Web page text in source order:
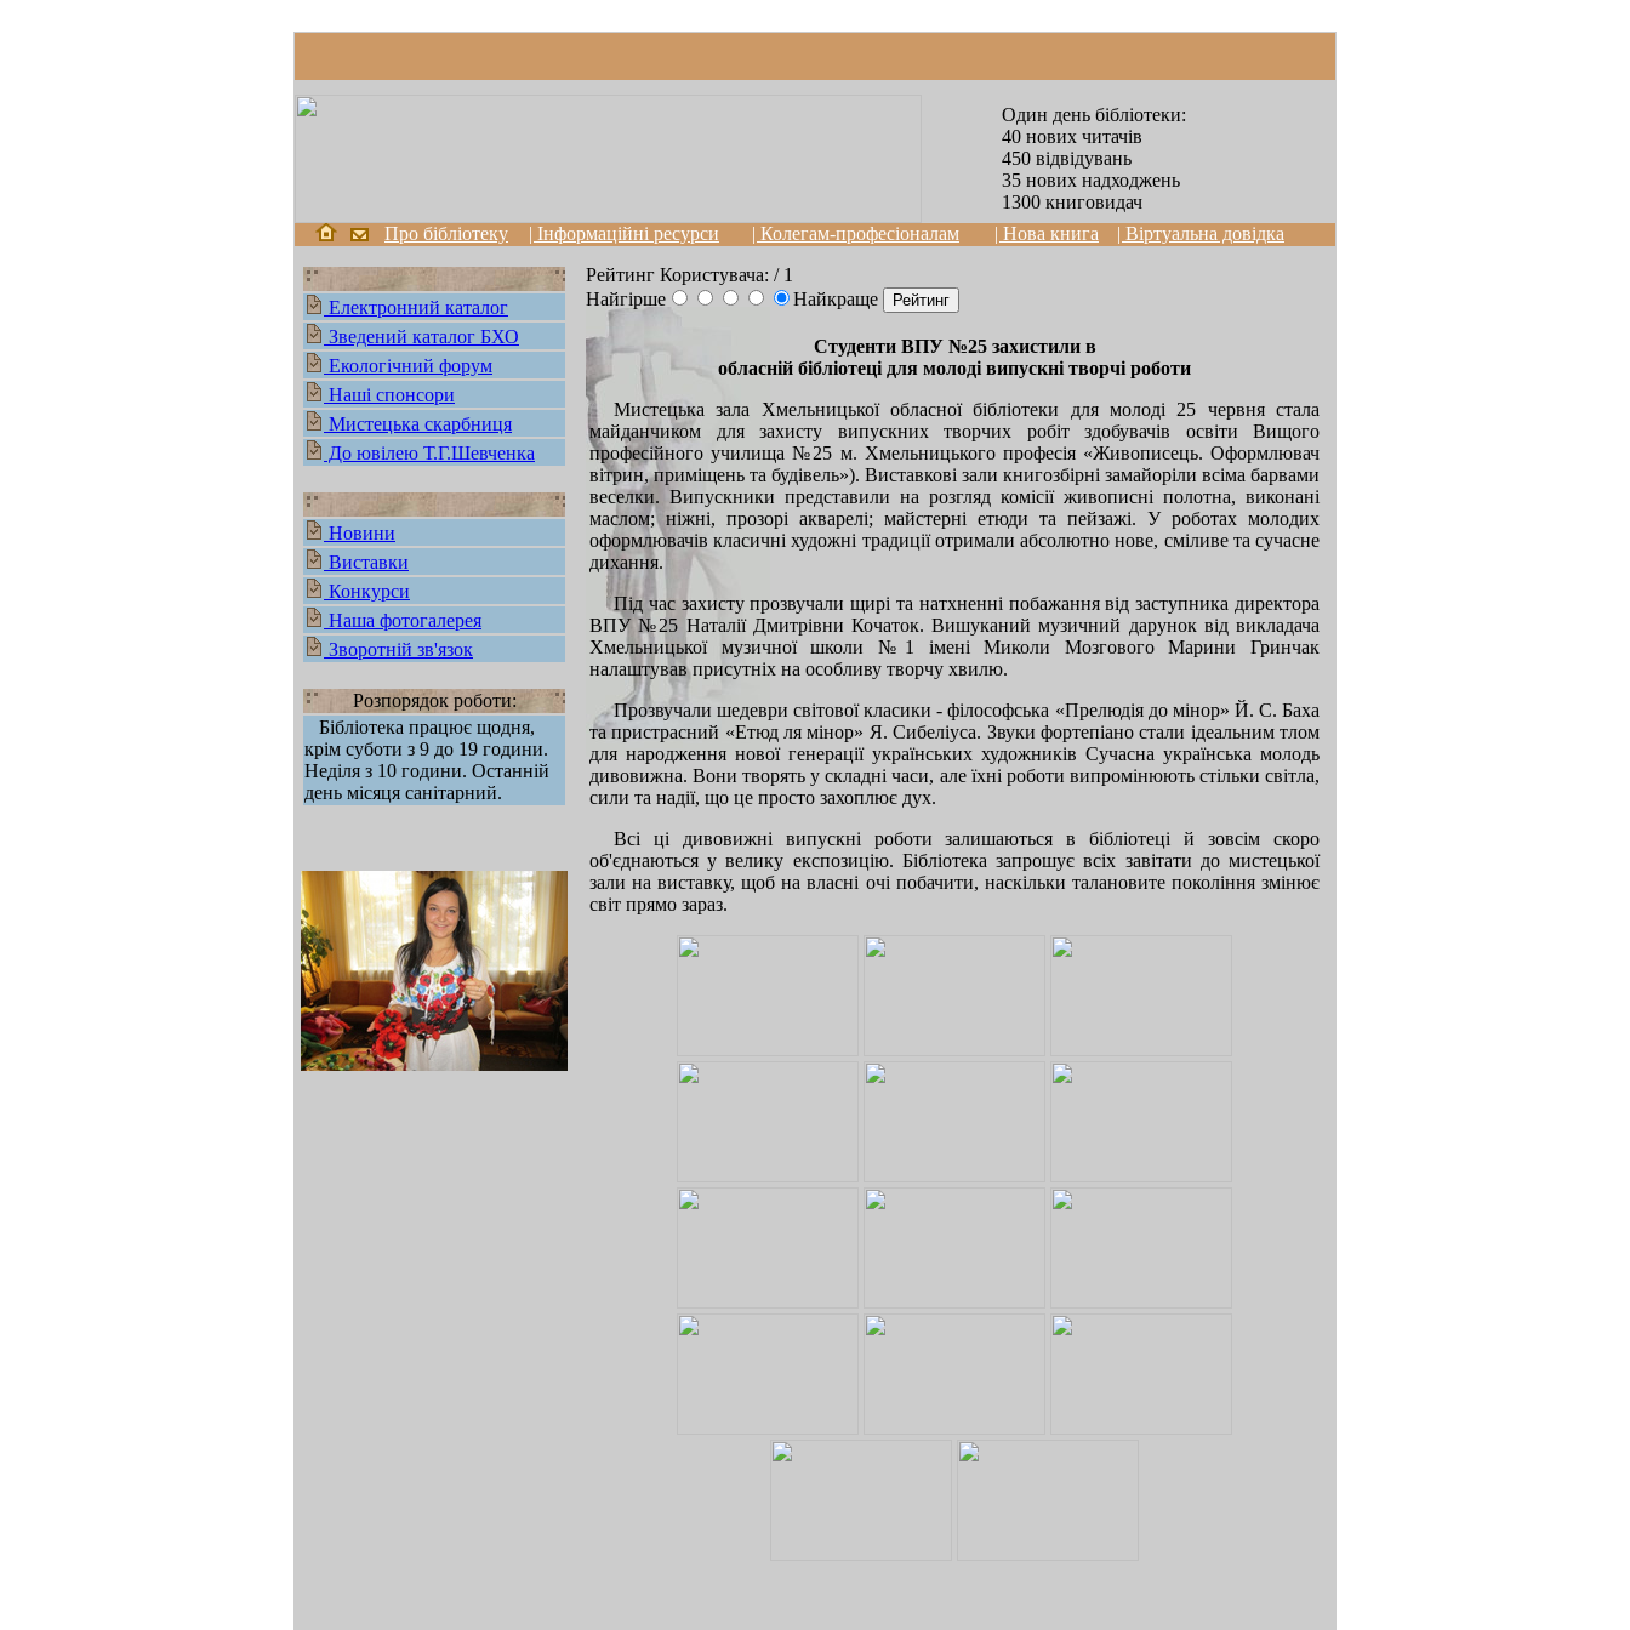
Один день бібліотеки:
40 нових читачів
450 відвідувань
35 нових надходжень
1300 книговидач
Про бібліотеку
| Інформаційні ресурси | Колегам-професіоналам | Нова книга | Віртуальна довідка
Електронний каталог
Зведений каталог БХО
Екологічний форум
Наші спонсори
Мистецька скарбниця
До ювілею Т.Г.Шевченка
Новини
Виставки
Конкурси
Наша фотогалерея
Зворотній зв'язок
Розпорядок роботи:
Бібліотека працює щодня,
крім суботи з 9 до 19 години.
Неділя з 10 години. Останній
день місяця санітарний.
mod sb vertikal
Рейтинг Користувача: / 1
Найгірше
Найкраще
Студенти ВПУ №25 захистили в
обласній бібліотеці для молоді випускні творчі роботи
Мистецька зала Хмельницької обласної бібліотеки для молоді 25 червня стала
майданчиком для захисту випускних творчих робіт здобувачів освіти Вищого
професійного училища №25 м. Хмельницького професія «Живописець. Оформлювач
вітрин, приміщень та будівель»). Виставкові зали книгозбірні замайоріли всіма барвами
веселки. Випускники представили на розгляд комісії живописні полотна, виконані
маслом; ніжні, прозорі акварелі; майстерні етюди та пейзажі. У роботах молодих
оформлювачів класичні художні традиції отримали абсолютно нове, сміливе та сучасне
дихання.
Під час захисту прозвучали щирі та натхненні побажання від заступника директора
ВПУ №25 Наталії Дмитрівни Кочаток. Вишуканий музичний дарунок від викладача
Хмельницької музичної школи №1 імені Миколи Мозгового Марини Гринчак
налаштував присутніх на особливу творчу хвилю.
Прозвучали шедеври світової класики - філософська «Прелюдія до мінор» Й. С. Баха
та пристрасний «Етюд ля мінор» Я. Сибеліуса. Звуки фортепіано стали ідеальним тлом
для народження нової генерації українських художників Сучасна українська молодь
дивовижна. Вони творять у складні часи, але їхні роботи випромінюють стільки світла,
сили та надії, що це просто захоплює дух.
Всі ці дивовижні випускні роботи залишаються в бібліотеці й зовсім скоро
об'єднаються у велику експозицію. Бібліотека запрошує всіх завітати до мистецької
зали на виставку, щоб на власні очі побачити, наскільки талановите покоління змінює
світ прямо зараз.